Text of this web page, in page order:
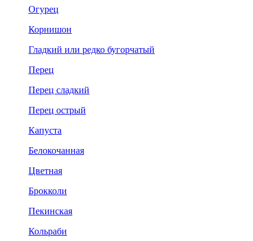
Огурец
Корнишон
Гладкий или редко бугорчатый
Перец
Перец сладкий
Перец острый
Капуста
Белокочанная
Цветная
Брокколи
Пекинская
Кольраби